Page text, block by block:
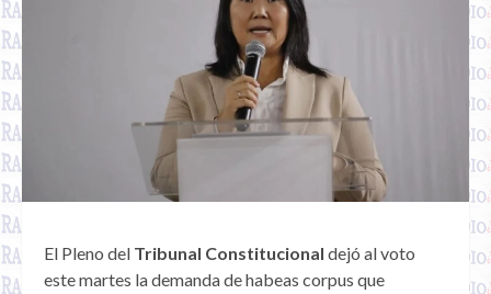
El Pleno del Tribunal Constitucional dejó al voto
este martes la demanda de habeas corpus que